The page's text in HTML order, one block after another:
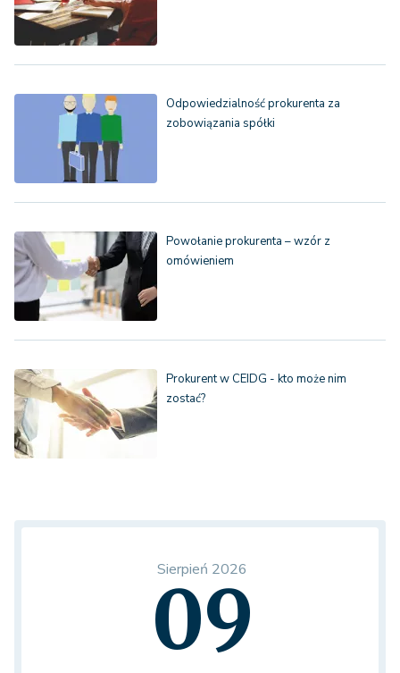
Odpowiedzialność prokurenta za
zobowiązania spółki
Powołanie prokurenta – wzór z
omówieniem
Prokurent w CEIDG - kto może nim
zostać?
Sierpień 2026
09